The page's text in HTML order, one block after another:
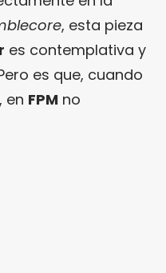
, esta pieza
es contemplativa y
es que, cuando
, en FPM no